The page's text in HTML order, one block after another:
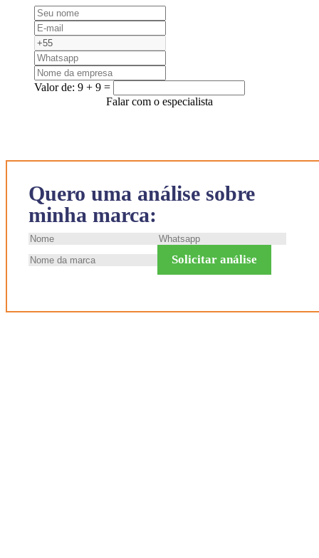
Quero uma análise sobre
minha marca:
Solicitar análise
Valor de: 9 + 9 =
Falar com o especialista